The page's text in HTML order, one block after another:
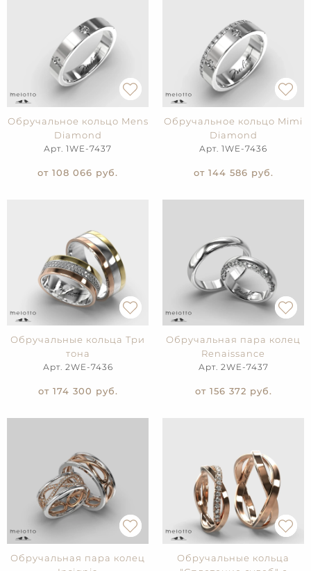
Обручальное кольцо Mens
Diamond
Арт. 1WE-7437
от 108 066 руб.
Обручальное кольцо Mimi
Diamond
Арт. 1WE-7436
от 144 586 руб.
Обручальные кольца Три
тона
Арт. 2WE-7436
от 174 300 руб.
Обручальная пара колец
Renaissance
Арт. 2WE-7437
от 156 372 руб.
Обручальная пара колец
Обручальные кольца